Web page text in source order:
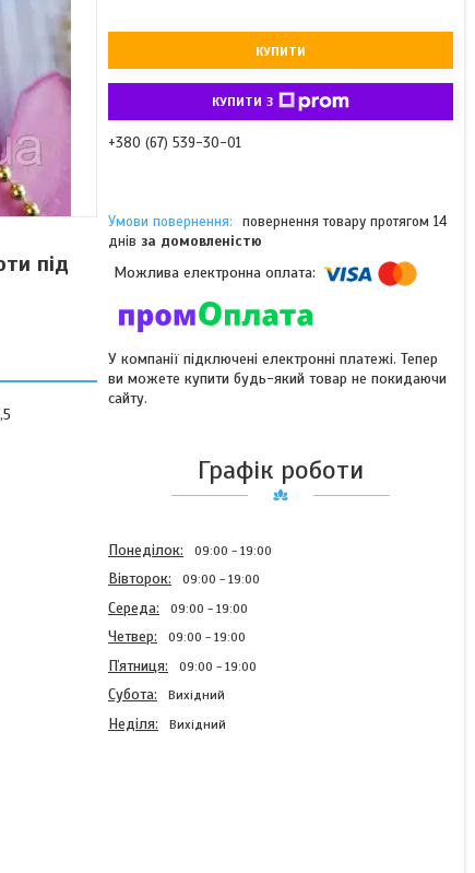
під
КУПИТИ
КУПИТИ З
+380 (67) 539-30-01
повернення товару протягом 14
днів за домовленістю
У компанії підключені електронні платежі. Тепер
ви можете купити будь-який товар не покидаючи
сайту.
Графік роботи
Понеділок 09:00 19:00
Вівторок 09:00 19:00
Середа 09:00 19:00
Четвер 09:00 19:00
Пʼятниця 09:00 19:00
Субота Вихідний
Неділя Вихідний